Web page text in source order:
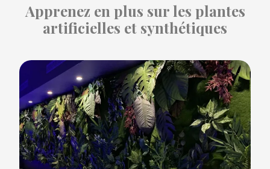
Apprenez en plus sur les plantes
artificielles et synthétiques